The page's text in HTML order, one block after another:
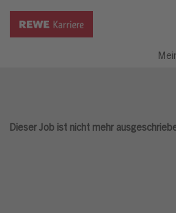
Dieser Job ist nicht mehr